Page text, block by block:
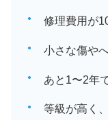
修理費用が
小さな傷や
あと1〜2年
等級が高く